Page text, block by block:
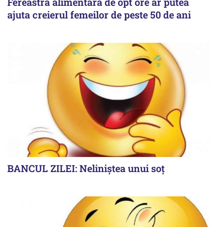
ajuta creierul femeilor de peste 50 de ani
BANCUL ZILEI: Neliniștea unui soț